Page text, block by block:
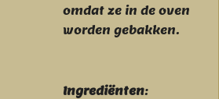
omdat ze in de oven
worden gebakken.
Ingrediënten: